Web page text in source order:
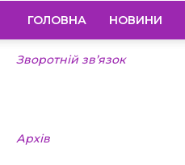
ГОЛОВНА НОВИНИ
Зворотній зв’язок
Архів